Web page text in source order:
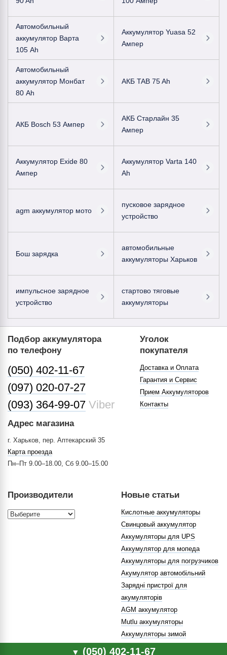
Автомобильный
аккумулятор Варта
105 Ah
Аккумулятор Yuasa 52
Ампер
Автомобильный
аккумулятор Монбат
80 Ah
АКБ TAB 75 Ah
АКБ Bosch 53 Ампер
АКБ Старлайн 35
Ампер
Аккумулятор Exide 80
Ампер
Аккумулятор Varta 140
Ah
agm аккумулятор мото
пусковое зарядное
устройство
Бош зарядка
автомобильные
аккумуляторы Харьков
импульсное зарядное
устройство
стартово тяговые
аккумуляторы
Подбор аккумулятора
по телефону
(050) 402-11-67
(097) 020-07-27
(093) 364-99-07 Viber
Адрес магазина
г. Харьков, пер. Аптекарский 35
Карта проезда
Пн–Пт 9.00–18.00, Сб 9.00–15.00
Уголок
покупателя
Доставка и Оплата
Гарантия и Сервис
Прием Аккумуляторов
Контакты
Производители Новые статьи
Кислотные аккумуляторы
Свинцовый аккумулятор
Аккумуляторы для UPS
Аккумулятор для мопеда
Аккумуляторы для погрузчиков
Акумулятор автомобільний
Зарядні пристрої для
акумуляторів
AGM аккумулятор
Mutlu аккумуляторы
Аккумуляторы зимой
▼ (050) 402-11-67